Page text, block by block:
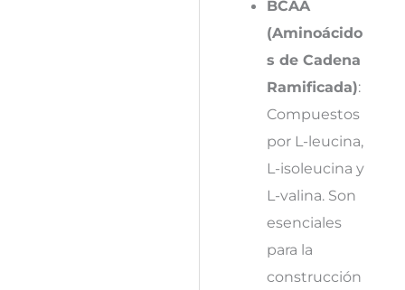
BCAA
(Aminoácido
s de Cadena
Ramificada):
Compuestos
por L-leucina,
L-isoleucina y
L-valina. Son
esenciales
para la
construcción